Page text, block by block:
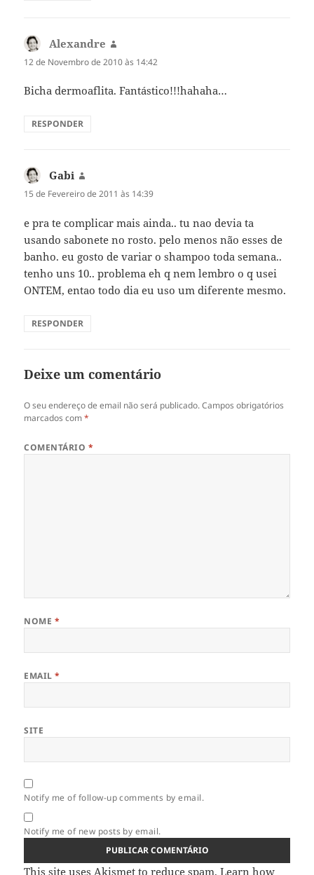
Alexandre
12 de Novembro de 2010 às 14:42
Bicha dermoaflita. Fantástico!!!hahaha…
RESPONDER
Gabi
15 de Fevereiro de 2011 às 14:39
e pra te complicar mais ainda.. tu nao devia ta
usando sabonete no rosto. pelo menos não esses de
banho. eu gosto de variar o shampoo toda semana..
tenho uns 10.. problema eh q nem lembro o q usei
ONTEM, entao todo dia eu uso um diferente mesmo.
RESPONDER
Deixe um comentário
O seu endereço de email não será publicado. Campos obrigatórios
marcados com*
COMENTÁRIO *
NOME *
EMAIL*
SITE
Notify me of follow-up comments by email.
Notify me of new posts by email.
This site uses Akismet to reduce spam.Learn how